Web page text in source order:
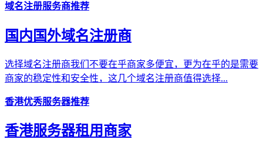
域名注册服务商推荐
国内国外域名注册商
选择域名注册商我们不要在乎商家多便宜，更为在乎的是需要
商家的稳定性和安全性，这几个域名注册商值得选择...
香港优秀服务器推荐
香港服务器租用商家